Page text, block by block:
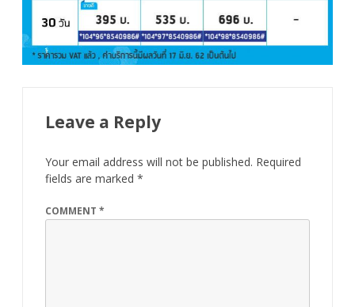
Leave a Reply
Your email address will not be published. Required
fields are marked *
COMMENT *